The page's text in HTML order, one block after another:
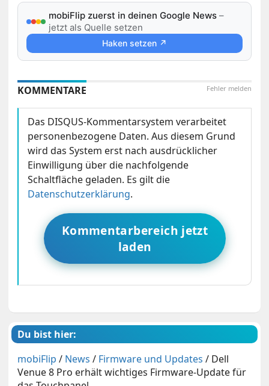
mobiFlip zuerst in deinen Google News –
jetzt als Quelle setzen
Haken setzen ↗
Fehler melden
KOMMENTARE
Das DISQUS-Kommentarsystem verarbeitet
personenbezogene Daten. Aus diesem Grund
wird das System erst nach ausdrücklicher
Einwilligung über die nachfolgende
Schaltfläche geladen. Es gilt die
Datenschutzerklärung.
Kommentarbereich jetzt
laden
Du bist hier:
mobiFlip / News / Firmware und Updates / Dell
Venue 8 Pro erhält wichtiges Firmware-Update für